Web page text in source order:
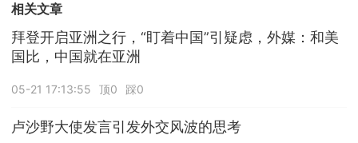
相关文章
拜登开启亚洲之行，“盯着中国”引疑虑，外媒：和美
国比，中国就在亚洲
05-21 17:13:55 顶0 踩0
卢沙野大使发言引发外交风波的思考